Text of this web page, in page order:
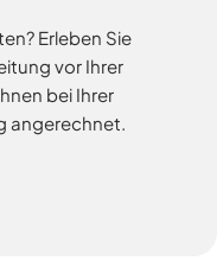
Erleben Sie
vor Ihrer
bei Ihrer
angerechnet.